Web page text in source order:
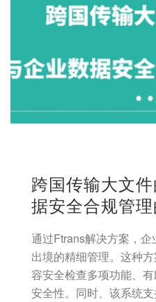
跨国传输大文
据安全合规管
通过Ftrans解决方案，
出境的精细管理。这种
容安全检查多项功能、
安全性。同时、该系统